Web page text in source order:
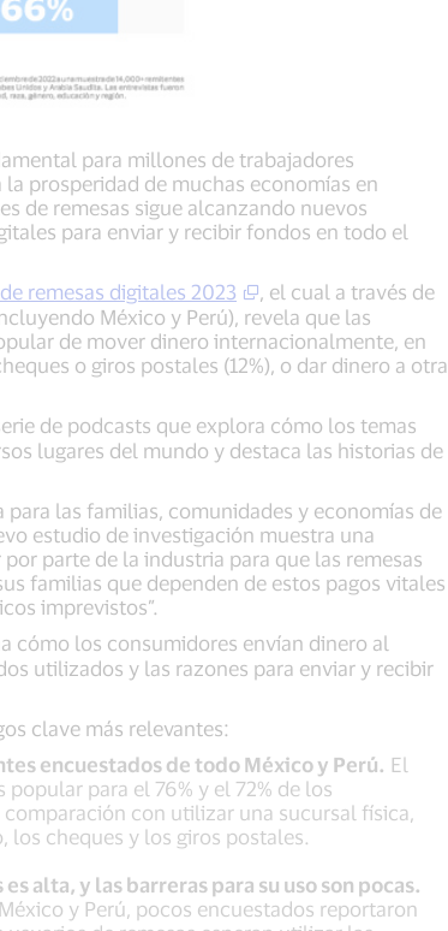
para millones de trabajadores
prosperidad de muchas economías en
de remesas sigue alcanzando nuevos
para enviar y recibir fondos en todo el
remesas digitales 2023
, el cual a través de
México y Perú), revela que las
de mover dinero internacionalmente, en
o giros postales (12%), o dar dinero a otra
de podcasts que explora cómo los temas
lugares del mundo y destaca las historias de
las familias, comunidades y economías de
estudio de investigación muestra una
parte de la industria para que las remesas
familias que dependen de estos pagos vitales
imprevistos”.
cómo los consumidores envían dinero al
utilizados y las razones para enviar y recibir
clave más relevantes:
encuestados de todo México y Perú. El
para el 76% y el 72% de los
con utilizar una sucursal física,
cheques y los giros postales.
alta, y las barreras para su uso son pocas.
y Perú, pocos encuestados reportaron